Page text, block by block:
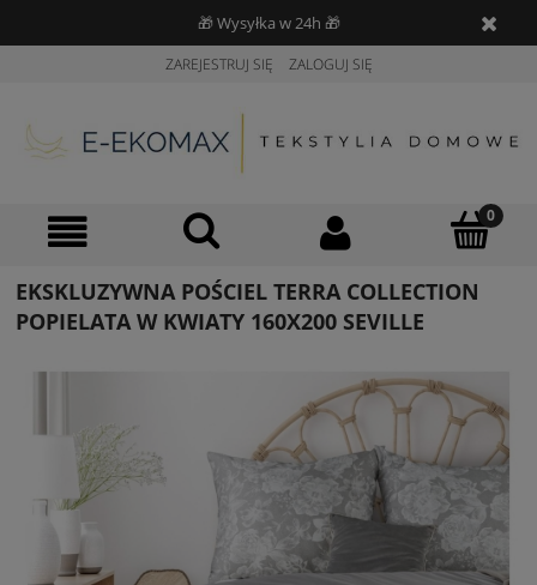
🎁 Wysyłka w 24h 🎁
ZAREJESTRUJ SIĘ ZALOGUJ SIĘ
EKSKLUZYWNA POŚCIEL TERRA COLLECTION
POPIELATA W KWIATY 160X200 SEVILLE